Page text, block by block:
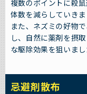
複数のポイントに殺
体数を減らしていきま
また、ネズミの好物
し、自然に薬剤を摂
な駆除効果を狙いまし
忌避剤散布